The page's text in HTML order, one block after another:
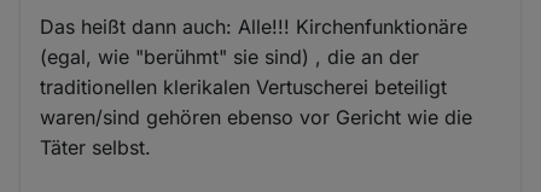
Das heißt dann auch: Alle!!! Kirchenfunktionäre
(egal, wie "berühmt" sie sind) , die an der
traditionellen klerikalen Vertuscherei beteiligt
waren/sind gehören ebenso vor Gericht wie die
Täter selbst.